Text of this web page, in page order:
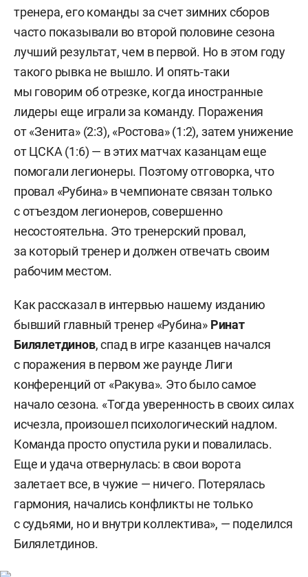
тренера, его команды за счет зимних сборов
часто показывали во второй половине сезона
лучший результат, чем в первой. Но в этом году
такого рывка не вышло. И опять-таки
мы говорим об отрезке, когда иностранные
лидеры еще играли за команду. Поражения
от «Зенита» (2:3), «Ростова» (1:2), затем унижение
от ЦСКА (1:6) — в этих матчах казанцам еще
помогали легионеры. Поэтому отговорка, что
провал «Рубина» в чемпионате связан только
с отъездом легионеров, совершенно
несостоятельна. Это тренерский провал,
за который тренер и должен отвечать своим
рабочим местом.
Как рассказал в интервью нашему изданию
бывший главный тренер «Рубина» Ринат
Билялетдинов, спад в игре казанцев начался
с поражения в первом же раунде Лиги
конференций от «Ракува». Это было самое
начало сезона. «Тогда уверенность в своих силах
исчезла, произошел психологический надлом.
Команда просто опустила руки и повалилась.
Еще и удача отвернулась: в свои ворота
залетает все, в чужие — ничего. Потерялась
гармония, начались конфликты не только
с судьями, но и внутри коллектива», — поделился
Билялетдинов.